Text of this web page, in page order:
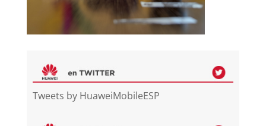
Tweets by HuaweiMobileESP